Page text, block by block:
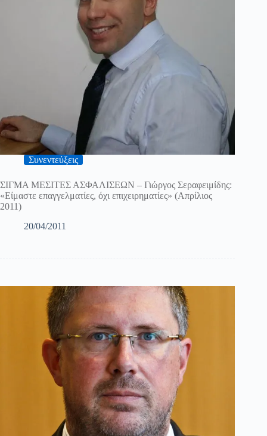
Συνεντεύξεις
ΣΙΓΜΑ ΜΕΣΙΤΕΣ ΑΣΦΑΛΙΣΕΩΝ – Γιώργος Σεραφειμίδης:
«Είμαστε επαγγελματίες, όχι επιχειρηματίες» (Απρίλιος
2011)
20/04/2011